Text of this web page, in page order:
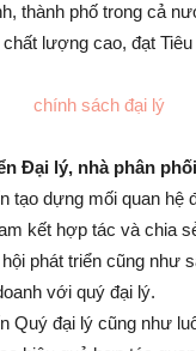
thành phố trong cả
lượng cao, đạt
Đại lý, nhà phân phối
tạo dựng mối quan hệ
kết hợp tác và chia
phát triển cũng như
với quý đại lý.
Quý đại lý cũng như